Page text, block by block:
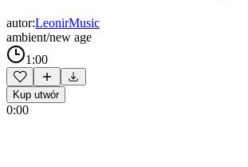
autor:LeonirMusic
ambient/new age
1:00
Kup utwór
0:00